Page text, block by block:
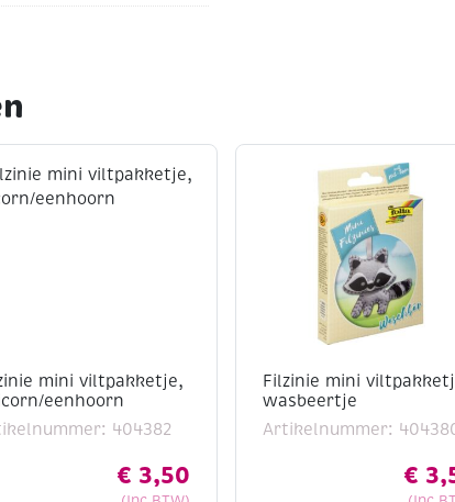
mini viltpakketje,
eenhoorn
404382
€ 3,50
Filzinie mini
wasbeertje
Artikelnummer:
€